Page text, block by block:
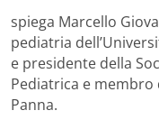
spiega Marcello
pediatria
e presidente della
Pediatrica e membro
Panna.